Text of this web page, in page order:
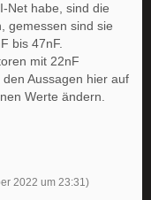
Net habe, sind die
gemessen sind sie
bis 47nF.
mit 22nF
Aussagen hier auf
Werte ändern.
2022 um 23:31)